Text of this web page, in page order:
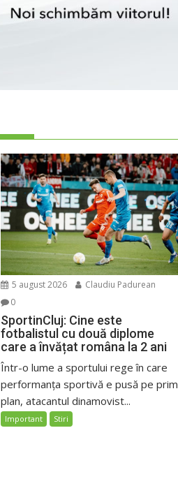
5 august 2026
Claudiu Padurean
0
SportinCluj: Cine este
fotbalistul cu două diplome
care a învățat româna la 2 ani
Într-o lume a sportului rege în care
performanța sportivă e pusă pe prim
plan, atacantul dinamovist...
Important Stiri